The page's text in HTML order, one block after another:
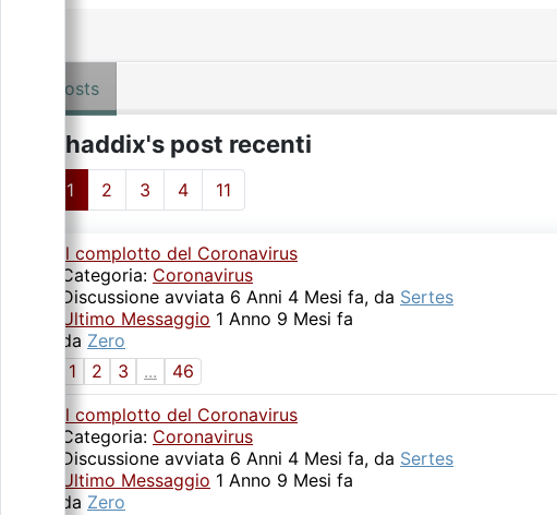
Posts
shaddix's post recenti
1 2 3 4 11
Il complotto del Coronavirus
Categoria: Coronavirus
Discussione avviata 6 Anni 4 Mesi fa, da Sertes
Ultimo Messaggio 1 Anno 9 Mesi fa
da Zero
1
2 3 ...
46
Il complotto del Coronavirus
Categoria: Coronavirus
Discussione avviata 6 Anni 4 Mesi fa, da Sertes
Ultimo Messaggio 1 Anno 9 Mesi fa
da Zero